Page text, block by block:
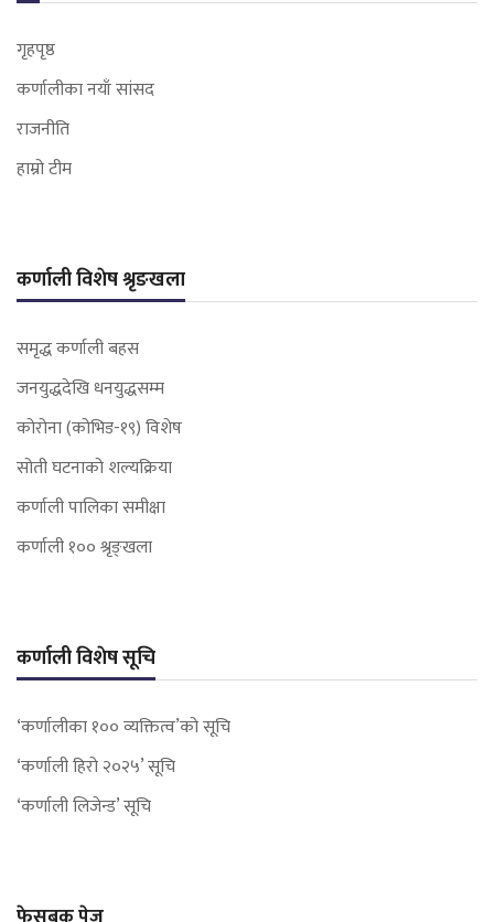
गृहपृष्ठ
कर्णालीका नयाँ सांसद
राजनीति
हाम्रो टीम
कर्णाली विशेष श्रृङखला
समृद्ध कर्णाली बहस
जनयुद्धदेखि धनयुद्धसम्म
कोरोना (कोभिड-१९) विशेष
सोती घटनाको शल्यक्रिया
कर्णाली पालिका समीक्षा
कर्णाली १०० श्रृङ्खला
कर्णाली विशेष सूचि
‘कर्णालीका १०० व्यक्तित्व’को सूचि
‘कर्णाली हिरो २०२५’ सूचि
‘कर्णाली लिजेन्ड’ सूचि